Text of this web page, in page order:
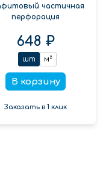
частичная
перфорация
648 ₽
шт м²
В корзину
Заказать в 1 клик